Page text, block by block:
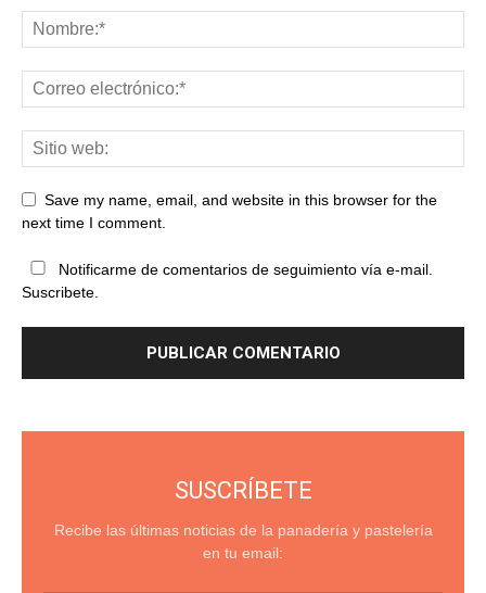
Save my name, email, and website in this browser for the
next time I comment.
Notificarme de comentarios de seguimiento vía e-mail.
Suscribete.
SUSCRÍBETE
Recibe las últimas noticias de la panadería y pastelería
en tu email: